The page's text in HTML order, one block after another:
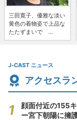
三田寛子、優雅な淡い
黄色の着物姿で上品な
たたずまいで ...
J-CAST ニュース
アクセスラ
顔面付近の155
ー宮下朝陽に擁